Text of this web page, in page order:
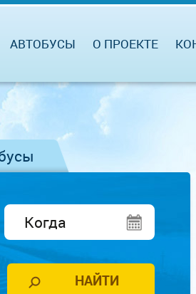
АВТОБУСЫ О ПРОЕКТЕ